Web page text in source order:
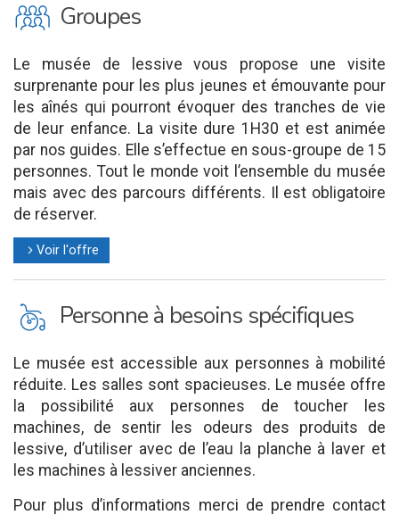
O Groupes
Le musée de lessive vous propose une visite
surprenante pour les plus jeunes et émouvante pour
les aînés qui pourront évoquer des tranches de vie
de leur enfance. La visite dure 1H30 et est animée
par nos guides. Elle s’effectue en sous-groupe de 15
personnes. Tout le monde voit l’ensemble du musée
mais avec des parcours différents. Il est obligatoire
de réserver.
l Voir l'offre
L Personne à besoins spécifiques
Le musée est accessible aux personnes à mobilité
réduite. Les salles sont spacieuses. Le musée offre
la possibilité aux personnes de toucher les
machines, de sentir les odeurs des produits de
lessive, d’utiliser avec de l’eau la planche à laver et
les machines à lessiver anciennes.
Pour plus d’informations merci de prendre contact